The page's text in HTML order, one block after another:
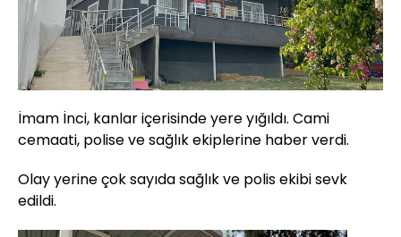
İmam İnci, kanlar içerisinde yere yığıldı. Cami
cemaati, polise ve sağlık ekiplerine haber verdi.
Olay yerine çok sayıda sağlık ve polis ekibi sevk
edildi.